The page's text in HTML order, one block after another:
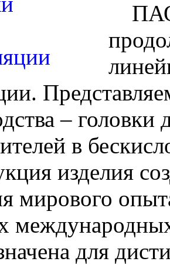
ПАО
– головки
в
изделия
мирового
для